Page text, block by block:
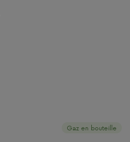
Gaz en bouteille